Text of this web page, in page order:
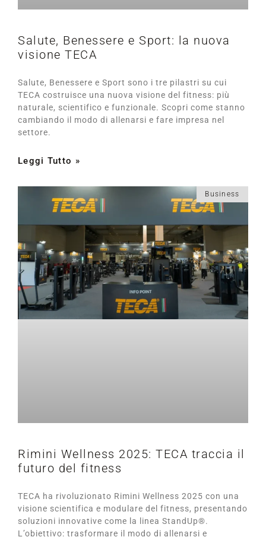
Salute, Benessere e Sport: la nuova
visione TECA
Salute, Benessere e Sport sono i tre pilastri su cui
TECA costruisce una nuova visione del fitness: più
naturale, scientifico e funzionale. Scopri come stanno
cambiando il modo di allenarsi e fare impresa nel
settore.
Leggi Tutto »
Business
Rimini Wellness 2025: TECA traccia il
futuro del fitness
TECA ha rivoluzionato Rimini Wellness 2025 con una
visione scientifica e modulare del fitness, presentando
soluzioni innovative come la linea StandUp®.
L’obiettivo: trasformare il modo di allenarsi e